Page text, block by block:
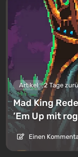
Artikel 2 Tage
Mad King
’Em Up mit
Einen